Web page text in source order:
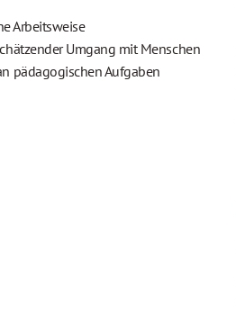
Arbeitsweise
Umgang mit Menschen
pädagogischen Aufgaben